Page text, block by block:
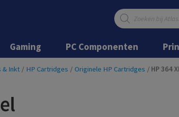
Ga
naar
Ga
inhoud
Producten
zoeken
Gaming PC Componenten
& Inkt / HP Cartridges / Originele HP Cartridges / HP 364